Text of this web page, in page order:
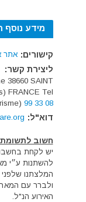
מידע נוסף
קישורים: אתר
ליצירת קשר:
38660 SAINT
FRANCE Tel:
08 33 99
(Office de Tourisme
דוא"ל:
חשוב
יש לקחת
להשתנות ע״י
המלצתנו
ולברר עם
האירוע הנ"ל.